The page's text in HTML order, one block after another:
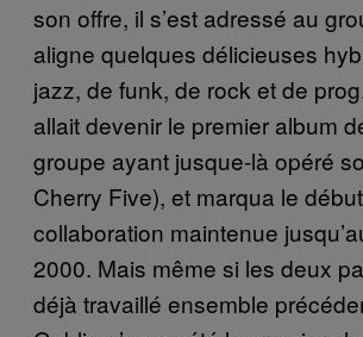
son offre, il s’est adressé au
aligne quelques délicieuses
jazz, de funk, de rock et de
allait devenir le premier album
groupe ayant jusque-là opéré
Cherry Five), et marqua le
collaboration maintenue
2000. Mais même si les deux
déjà travaillé ensemble